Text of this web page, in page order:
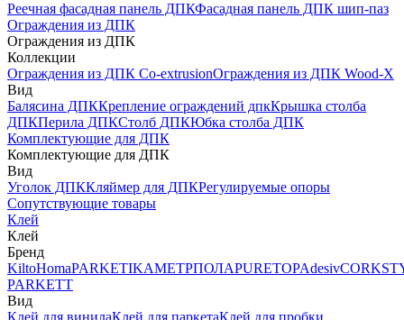
Реечная фасадная панель ДПКФасадная панель ДПК шип-паз
Ограждения из ДПК
Ограждения из ДПК
Коллекции
Ограждения из ДПК Co-extrusionОграждения из ДПК Wood-X
Вид
Балясина ДПККрепление ограждений дпкКрышка столба
ДПКПерила ДПКСтолб ДПКЮбка столба ДПК
Комплектующие для ДПК
Комплектующие для ДПК
Вид
Уголок ДПККляймер для ДПКРегулируемые опоры
Сопутствующие товары
Клей
Клей
Бренд
KiltoHomaPARKETIKAМЕТРПОЛАPURETOPAdesiv
PARKETT
Вид
Клей для винилаКлей для паркетаКлей для пробки